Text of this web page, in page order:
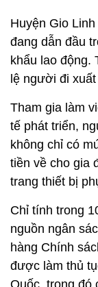
Huyện Gio
đang dẫn đầu
khẩu lao động.
lệ người đi
Tham gia làm
tế phát triển,
không chỉ có
tiền về cho gia
trang thiết bị
Chỉ tính trong
nguồn ngân
hàng Chính
được làm thủ
Quốc, trong đó